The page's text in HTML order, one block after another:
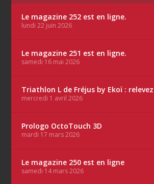
Le magazine 252 est en ligne.
lundi 22 juin 2026
Le magazine 251 est en ligne.
samedi 16 mai 2026
Triathlon L de Fréjus by Ekoï :
mercredi 1 avril 2026
Prologo OctoTouch 3D
mardi 17 mars 2026
Le magazine 250 est en ligne
samedi 14 mars 2026